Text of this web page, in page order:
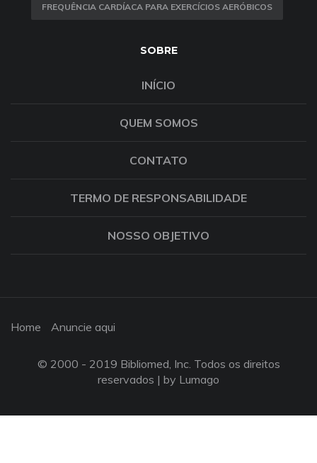
FREQUÊNCIA CARDÍACA PARA EXERCÍCIOS AERÓBICOS
SOBRE
INÍCIO
QUEM SOMOS
CONTATO
TERMO DE RESPONSABILIDADE
NOSSO OBJETIVO
Home Anuncie aqui
© 2000 - 2019 Bibliomed, Inc. Todos os direitos
reservados | by Lumago